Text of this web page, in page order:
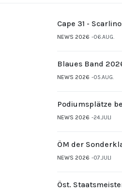
Cape 31 -
NEWS 2026 06.AUG.
Blaues Band
NEWS 2026 05.AUG.
Podiumsplätze
NEWS 2026 24.JULI
ÖM der
NEWS 2026 07.JULI
Öst.